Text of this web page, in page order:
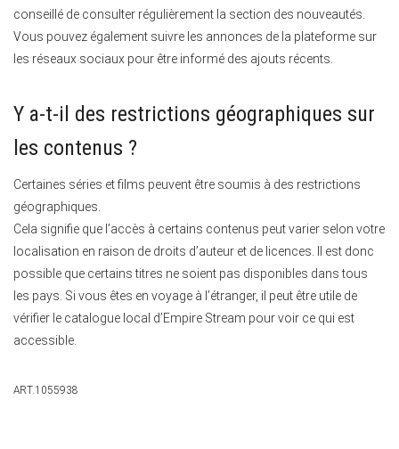
conseillé de consulter régulièrement la section des nouveautés.
Vous pouvez également suivre les annonces de la plateforme sur
les réseaux sociaux pour être informé des ajouts récents.
Y a-t-il des restrictions géographiques sur
les contenus ?
Certaines séries et films peuvent être soumis à des restrictions
géographiques.
Cela signifie que l’accès à certains contenus peut varier selon votre
localisation en raison de droits d’auteur et de licences. Il est donc
possible que certains titres ne soient pas disponibles dans tous
les pays. Si vous êtes en voyage à l’étranger, il peut être utile de
vérifier le catalogue local d’Empire Stream pour voir ce qui est
accessible.
ART.1055938